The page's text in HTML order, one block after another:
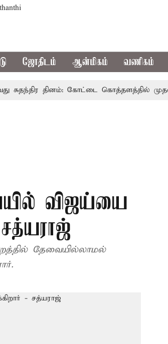
ஜோதிடம் ஆன்மிகம் வணிகம்
தினம்: கோட்டை கொத்தளத்தில் முதல்
விஜய்யை
சத்யராஜ்